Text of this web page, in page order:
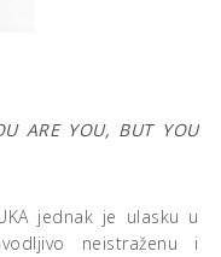
ARE YOU, BUT YOU
jednak je ulasku u
neistraženu i